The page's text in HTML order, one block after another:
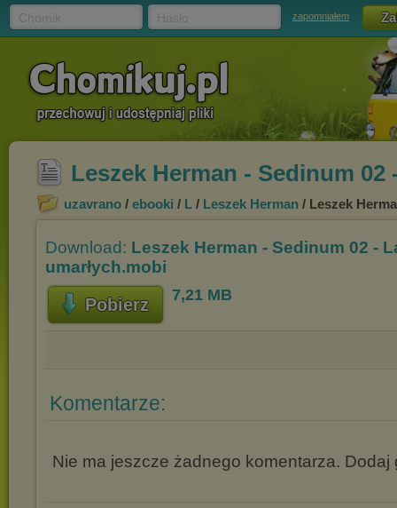
zapomniałem
Leszek Herman - Sedinum
uzavrano / ebooki / L / Leszek Herman / Leszek
Download: Leszek Herman - Sedinum 02 -
umarłych.mobi
Pobierz 7,21 MB
Komentarze:
Nie ma jeszcze żadnego komentarza. Dodaj